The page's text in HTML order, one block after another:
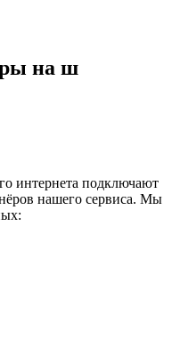
на ш
интернета подключают
нашего сервиса. Мы